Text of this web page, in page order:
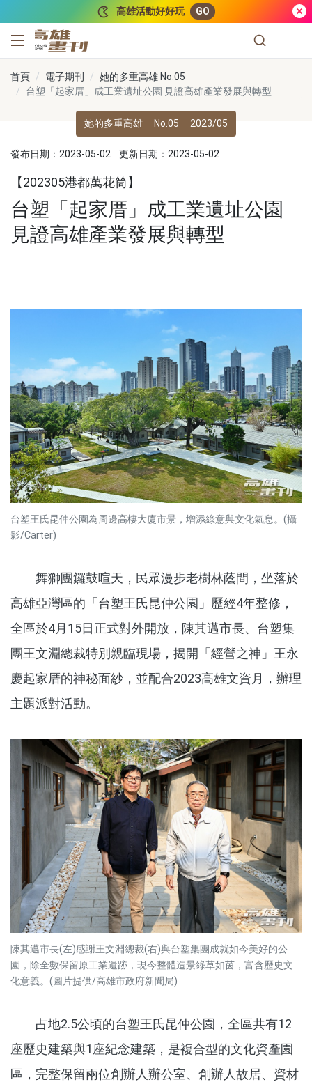
高雄活動好好玩 GO
高雄畫刊
首頁 電子期刊
她的多重高雄 No.05
台塑「起家厝」成工業遺址公園 見證高雄產業發展與轉型
她的多重高雄 No.05 2023/05
發布日期：2023-05-02 更新日期：2023-05-02
【202305港都萬花筒】
台塑「起家厝」成工業遺址公園
見證高雄產業發展與轉型
台塑王氏昆仲公園為周邊高樓大廈市景，增添綠意與文化氣息。(攝
影/Carter)
舞獅團鑼鼓喧天，民眾漫步老樹林蔭間，坐落於
高雄亞灣區的「台塑王氏昆仲公園」歷經4年整修，
全區於4月15日正式對外開放，陳其邁市長、台塑集
團王文淵總裁特別親臨現場，揭開「經營之神」王永
慶起家厝的神秘面紗，並配合2023高雄文資月，辦理
主題派對活動。
陳其邁市長(左)感謝王文淵總裁(右)與台塑集團成就如今美好的公
園，除全數保留原工業遺跡，現今整體造景綠草如茵，富含歷史文
化意義。(圖片提供/高雄市政府新聞局)
占地2.5公頃的台塑王氏昆仲公園，全區共有12
座歷史建築與1座紀念建築，是複合型的文化資產園
區，完整保留兩位創辦人辦公室、創辦人故居、資材